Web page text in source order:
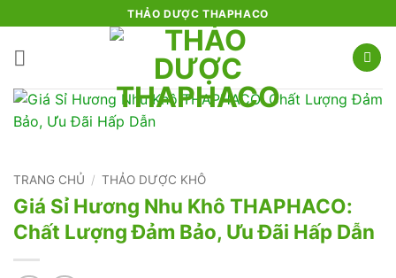
qua
nội
THẢO DƯỢC THAPHACO
TRANG CHỦ / THẢO DƯỢC KHÔ
Giá Sỉ Hương Nhu Khô THAPHACO:
Chất Lượng Đảm Bảo, Ưu Đãi Hấp Dẫn